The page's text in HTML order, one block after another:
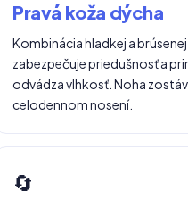
Pravá koža dýcha
Kombinácia hladkej a
zabezpečuje priedušnosť a
odvádza vlhkosť. Noha
celodennom nosení.
🔄